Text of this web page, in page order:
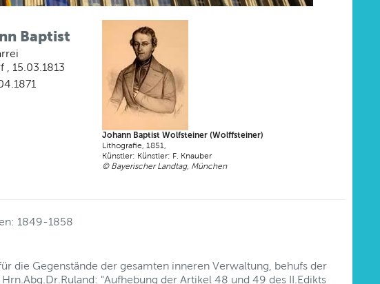
Baptist
, 15.03.1813
Johann Baptist Wolfsteiner (Wolffsteiner)
Lithografie, 1851,
Künstler: Künstler: F. Knauber
© Bayerischer Landtag, München
1849-1858
die Gegenstände der gesamten inneren Verwaltung, behufs der
"Aufhebung der Artikel 48 und 49 des II.Edikts